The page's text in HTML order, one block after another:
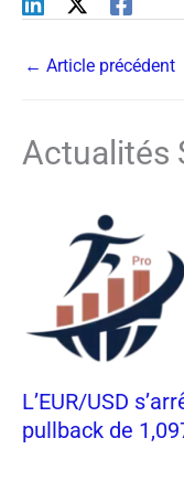
← Article précédent
Actualités
L’EUR/USD
pullback de